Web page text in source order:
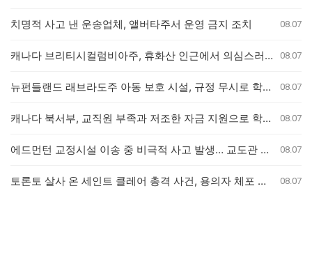
치명적 사고 낸 운송업체, 앨버타주서 운영 금지 조치 08.07
캐나다 브리티시컬럼비아주, 휴화산 인근에서 의심스러운 산불 잇따라 발생 08.07
뉴펀들랜드 래브라도주 아동 보호 시설, 규정 무시로 학대 사건 은폐 의혹 08.07
캐나다 북서부, 교직원 부족과 저조한 자금 지원으로 학교 결석률 심화 우려 08.07
에드먼턴 교정시설 이송 중 비극적 사고 발생… 교도관 2명 및 수감자 1명 사망 08.07
토론토 살사 온 세인트 클레어 총격 사건, 용의자 체포 발표 예정 08.07